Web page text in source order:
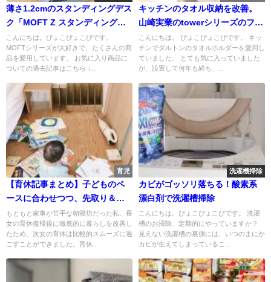
薄さ1.2cmのスタンディングデス
ク「MOFT Z スタンディングデ
スク&スタンド」使用レポ
こんにちは。ぴょこぴょこぴです。
MOFTシリーズが大好きで、たくさんの商
品を愛用しています。 お気に入り商品に
ついての過去記事はこちら ↓...
キッチンのタオル収納を改善。
山崎実業のtowerシリーズのフィ
ルムフックタオルホルダーを設
置しました。
こんにちは。 ぴょこぴょこぴです。 キッ
チンでダルトンのタオルホルダーを愛用し
ていました。 とても気に入っていました
が、設置して何年も経ち、...
育児
【育休記事まとめ】子どものペ
ースに合わせつつ、先取り＆つ
いで家事で自分をラクに
もともと家事が苦手な朝寝坊だった私。長
女の育休復帰後に徹底的に暮らしを改善し
たため、次女の育休は比較的スムーズに過
ごすことができました。育休...
洗濯機掃除
カビがゴッソリ落ちる！酸素系
漂白剤で洗濯槽掃除
こんにちは。ぴょこぴょこぴです。 洗濯
槽のお掃除、定期的にやっていますか？
見えない洗濯槽の裏側には、いつのまにか
カビが生えてしまっているこ...